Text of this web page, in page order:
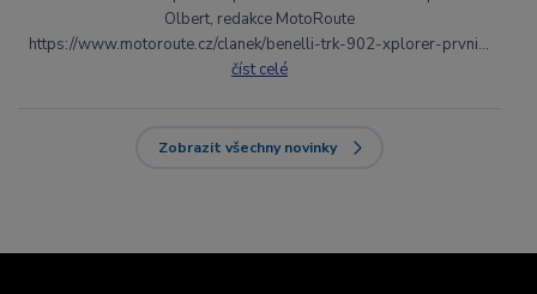
Olbert, redakce MotoRoute
https://www.motoroute.cz/clanek/benelli-trk-902-xplorer-prvni...
číst celé
Zobrazit všechny novinky